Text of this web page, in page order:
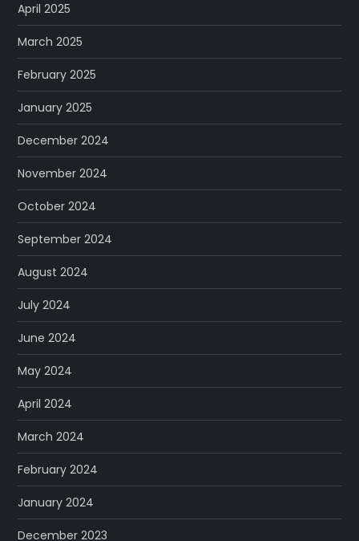
April 2025
March 2025
February 2025
January 2025
December 2024
November 2024
October 2024
September 2024
August 2024
July 2024
June 2024
May 2024
April 2024
March 2024
February 2024
January 2024
December 2023